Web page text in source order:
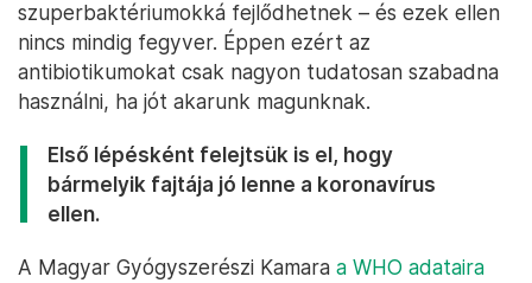
szuperbaktériumokká fejlődhetnek – és ezek ellen
nincs mindig fegyver. Éppen ezért az
antibiotikumokat csak nagyon tudatosan szabadna
használni, ha jót akarunk magunknak.
Első lépésként felejtsük is el, hogy
bármelyik fajtája jó lenne a koronavírus
ellen.
A Magyar Gyógyszerészi Kamara a WHO adataira